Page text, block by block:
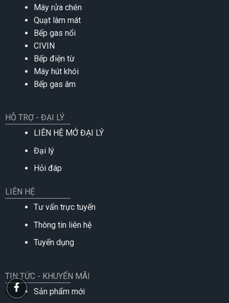
Máy rửa chén
Quạt làm mát
Bếp gas nổi
CIVIN
Bếp điện từ
Máy hút khói
Bếp gas âm
HỖ TRỢ - ĐẠI LÝ
LIÊN HỆ MỞ ĐẠI LÝ
Đại lý
Hỏi đáp
LIÊN HỆ
Tư vấn trực tuyến
Thông tin liên hệ
Tuyển dụng
TIN TỨC - KHUYẾN MÃI
Sản phẩm mới